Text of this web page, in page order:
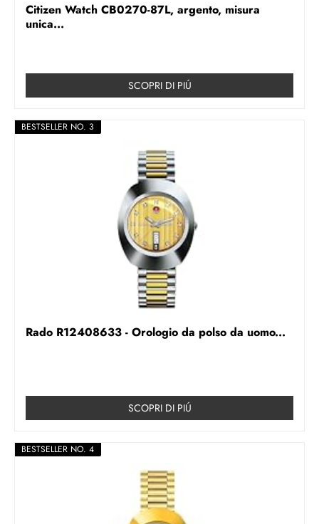
Citizen Watch CB0270-87L, argento, misura
unica...
SCOPRI DI PIÚ
BESTSELLER NO. 3
Rado R12408633 - Orologio da polso da uomo...
SCOPRI DI PIÚ
BESTSELLER NO. 4